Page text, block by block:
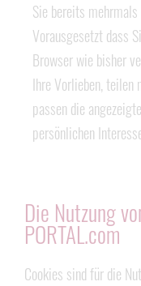
Sie bereits mehrmals
Vorausgesetzt dass
Browser wie bisher
Ihre Vorlieben, teilen
passen die
persönlichen
Die Nutzung
PORTAL.com
Cookies sind für die